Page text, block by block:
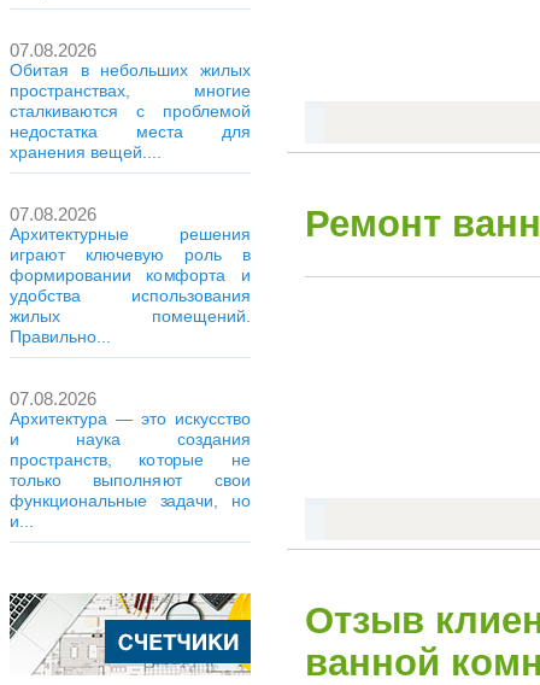
07.08.2026
Обитая в небольших жилых
пространствах, многие
сталкиваются с проблемой
недостатка места для
хранения вещей....
07.08.2026
Архитектурные решения
играют ключевую роль в
формировании комфорта и
удобства использования
жилых помещений.
Правильно...
07.08.2026
Архитектура — это искусство
и наука создания
пространств, которые не
только выполняют свои
функциональные задачи, но
и...
Ремонт
Отзыв
ванной